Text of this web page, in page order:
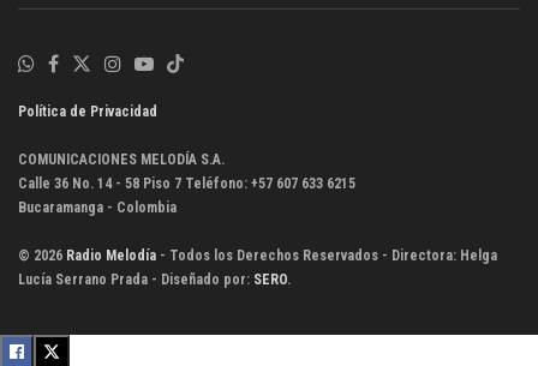
Política de Privacidad
COMUNICACIONES MELODÍA S.A.
Calle 36 No. 14 - 58 Piso 7 Teléfono: +57 607 633 6215
Bucaramanga - Colombia
© 2026 Radio Melodía - Todos los Derechos Reservados - Directora: Helga
Lucía Serrano Prada - Diseñado por: SERO.